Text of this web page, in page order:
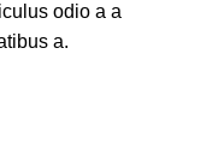
odio a a
a.